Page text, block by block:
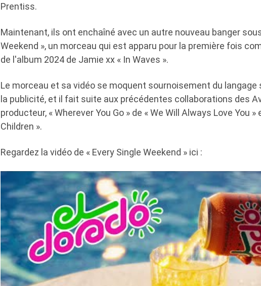
Prentiss.
Maintenant, ils ont enchaîné avec un autre nouveau banger
Weekend », un morceau qui est apparu pour la première fois
de l'album 2024 de Jamie xx « In Waves ».
Le morceau et sa vidéo se moquent sournoisement du
la publicité, et il fait suite aux précédentes collaborations des
producteur, « Wherever You Go » de « We Will Always Love You
Children ».
Regardez la vidéo de « Every Single Weekend » ici :